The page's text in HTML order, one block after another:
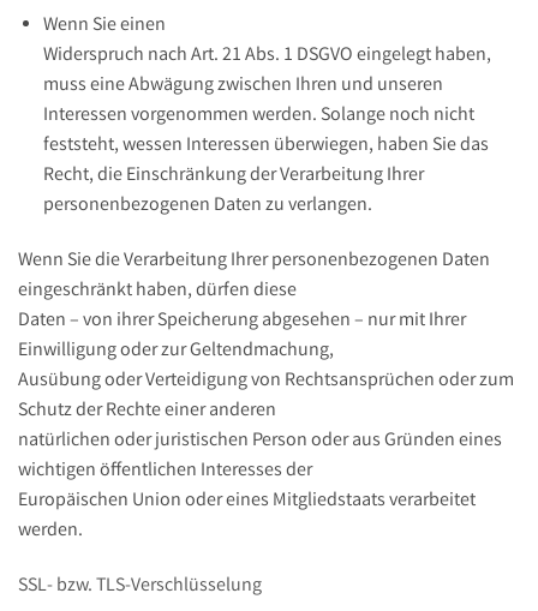
Wenn Sie einen
Widerspruch nach Art. 21 Abs. 1 DSGVO eingelegt haben,
muss eine Abwägung zwischen Ihren und unseren
Interessen vorgenommen werden. Solange noch nicht
feststeht, wessen Interessen überwiegen, haben Sie das
Recht, die Einschränkung der Verarbeitung Ihrer
personenbezogenen Daten zu verlangen.
Wenn Sie die Verarbeitung Ihrer personenbezogenen Daten
eingeschränkt haben, dürfen diese
Daten – von ihrer Speicherung abgesehen – nur mit Ihrer
Einwilligung oder zur Geltendmachung,
Ausübung oder Verteidigung von Rechtsansprüchen oder zum
Schutz der Rechte einer anderen
natürlichen oder juristischen Person oder aus Gründen eines
wichtigen öffentlichen Interesses der
Europäischen Union oder eines Mitgliedstaats verarbeitet
werden.
SSL- bzw. TLS-Verschlüsselung